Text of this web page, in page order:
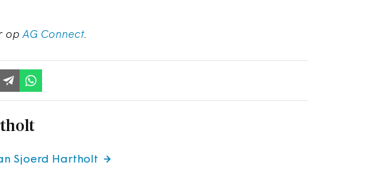
op AG Connect.
Sjoerd Hartholt